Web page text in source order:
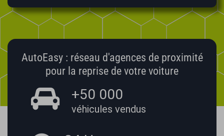
AutoEasy : réseau d'agences de proximité
pour la reprise de votre voiture
+50 000
véhicules vendus